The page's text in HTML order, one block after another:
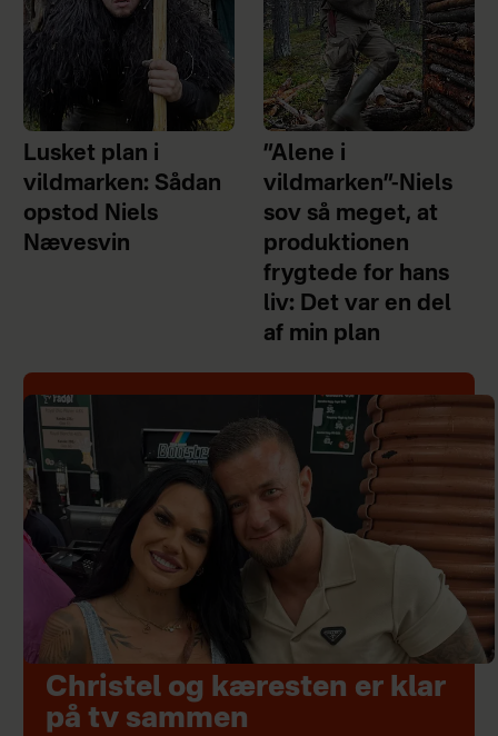
Lusket plan i
vildmarken: Sådan
opstod Niels
Nævesvin
”Alene i
vildmarken”-Niels
sov så meget, at
produktionen
frygtede for hans
liv: Det var en del
af min plan
Christel og kæresten er klar
på tv sammen